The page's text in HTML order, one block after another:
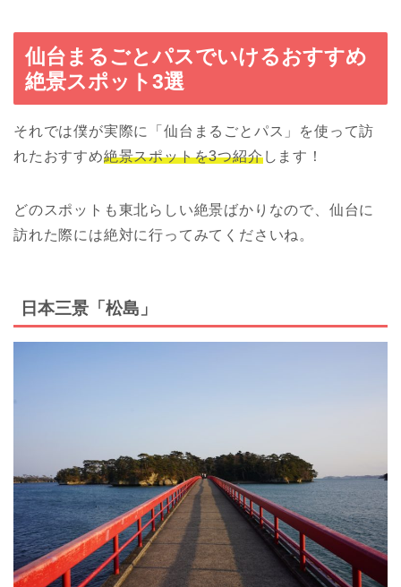
仙台まるごとパスでいけるおすすめ
絶景スポット3選
それでは僕が実際に「仙台まるごとパス」を使って訪
れたおすすめ絶景スポットを3つ紹介します！
どのスポットも東北らしい絶景ばかりなので、仙台に
訪れた際には絶対に行ってみてくださいね。
日本三景「松島」